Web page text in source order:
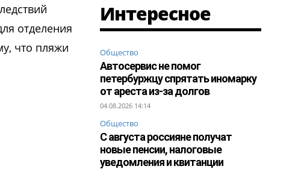
отделения
что пляжи
Интересное
Общество
Автосервис не помог
петербуржцу спрятать иномарку
от ареста из-за долгов
04.08.2026 14:14
Общество
С августа россияне получат
новые пенсии, налоговые
уведомления и квитанции